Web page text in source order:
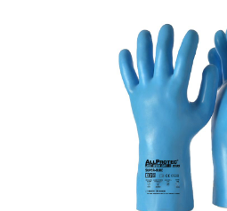
Afbeeldingengalerij overslaan